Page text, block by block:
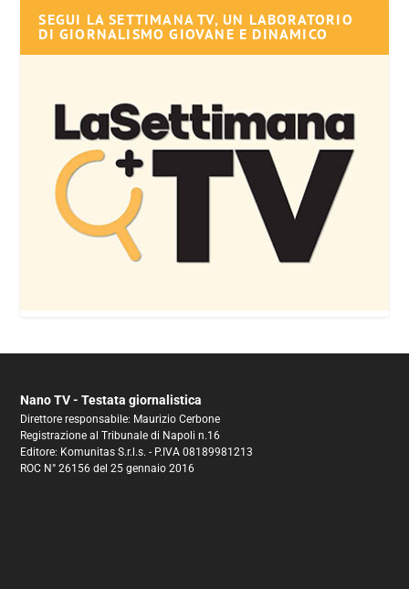
SEGUI LA SETTIMANA TV, UN LABORATORIO
DI GIORNALISMO GIOVANE E DINAMICO
Nano TV - Testata giornalistica
Direttore responsabile: Maurizio Cerbone
Registrazione al Tribunale di Napoli n.16
Editore: Komunitas S.r.l.s. - P.IVA 08189981213
ROC N° 26156 del 25 gennaio 2016